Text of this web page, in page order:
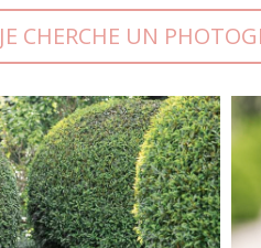
JE CHERCHE UN